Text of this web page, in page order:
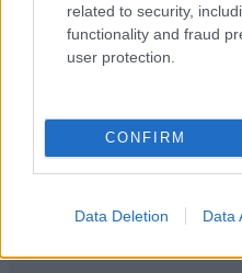
related to security,
functionality and fraud
user protection.
CONFIRM
Data Deletion Data